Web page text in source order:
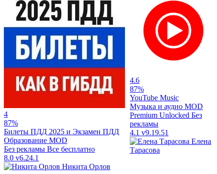
4
87%
Билеты ПДД 2025 и Экзамен ПДД
Образование MOD
Без рекламы Все бесплатно
8.0 v6.24.1
Никита Орлов
4.6
87%
YouTube Music
Музыка и аудио MOD
Premium Unlocked Без
рекламы
4.1 v9.19.51
Елена
Тарасова